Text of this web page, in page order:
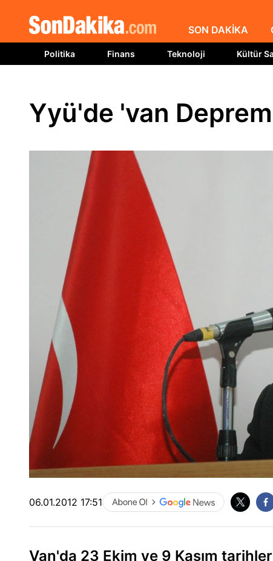
SON DAKİKA
Politika Finans Teknoloji Kültür
Yyü'de 'van
06.01.2012 17:51
Van'da 23 Ekim ve 9 Kasım